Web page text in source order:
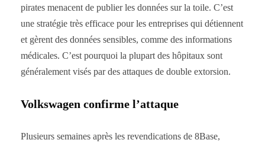
pirates menacent de publier les données sur la toile. C’est
une stratégie très efficace pour les entreprises qui détiennent
et gèrent des données sensibles, comme des informations
médicales. C’est pourquoi la plupart des hôpitaux sont
généralement visés par des attaques de double extorsion.
Volkswagen confirme l’attaque
Plusieurs semaines après les revendications de 8Base,